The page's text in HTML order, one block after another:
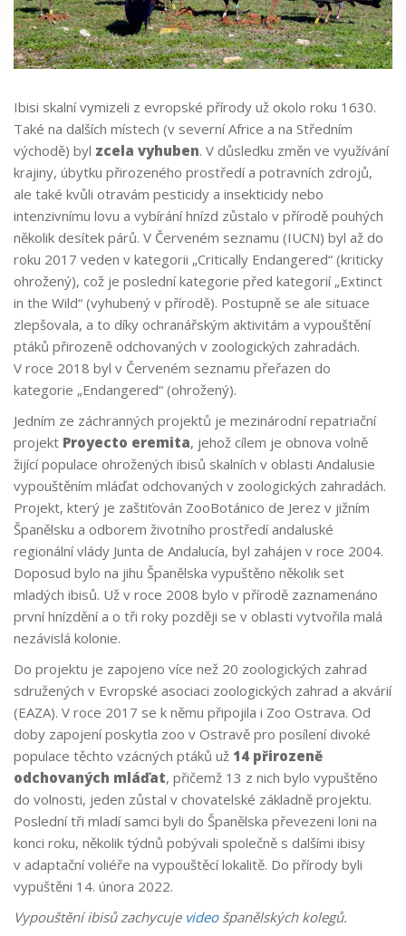
Ibisi skalní vymizeli z evropské přírody už okolo roku 1630.
Také na dalších místech (v severní Africe a na Středním
východě) byl zcela vyhuben. V důsledku změn ve využívání
krajiny, úbytku přirozeného prostředí a potravních zdrojů,
ale také kvůli otravám pesticidy a insekticidy nebo
intenzivnímu lovu a vybírání hnízd zůstalo v přírodě pouhých
několik desítek párů. V Červeném seznamu (IUCN) byl až do
roku 2017 veden v kategorii „Critically Endangered“ (kriticky
ohrožený), což je poslední kategorie před kategorií „Extinct
in the Wild“ (vyhubený v přírodě). Postupně se ale situace
zlepšovala, a to díky ochranářským aktivitám a vypouštění
ptáků přirozeně odchovaných v zoologických zahradách.
V roce 2018 byl v Červeném seznamu přeřazen do
kategorie „Endangered“ (ohrožený).
Jedním ze záchranných projektů je mezinárodní repatriační
projekt Proyecto eremita, jehož cílem je obnova volně
žijící populace ohrožených ibisů skalních v oblasti Andalusie
vypouštěním mláďat odchovaných v zoologických zahradách.
Projekt, který je zaštiťován ZooBotánico de Jerez v jižním
Španělsku a odborem životního prostředí andaluské
regionální vlády Junta de Andalucía, byl zahájen v roce 2004.
Doposud bylo na jihu Španělska vypuštěno několik set
mladých ibisů. Už v roce 2008 bylo v přírodě zaznamenáno
první hnízdění a o tři roky později se v oblasti vytvořila malá
nezávislá kolonie.
Do projektu je zapojeno více než 20 zoologických zahrad
sdružených v Evropské asociaci zoologických zahrad a akvárií
(EAZA). V roce 2017 se k němu připojila i Zoo Ostrava. Od
doby zapojení poskytla zoo v Ostravě pro posílení divoké
populace těchto vzácných ptáků už 14 přirozeně
odchovaných mláďat, přičemž 13 z nich bylo vypuštěno
do volnosti, jeden zůstal v chovatelské základně projektu.
Poslední tři mladí samci byli do Španělska převezeni loni na
konci roku, několik týdnů pobývali společně s dalšími ibisy
v adaptační voliéře na vypouštěcí lokalitě. Do přírody byli
vypuštěni 14. února 2022.
Vypouštění ibisů zachycuje videošpanělských kolegů.